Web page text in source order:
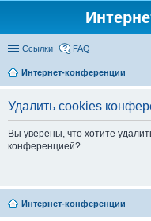
Ссылки FAQ
Интернет-конференции
Удалить cookies
Вы уверены, что хотите
конференцией?
Интернет-конференции